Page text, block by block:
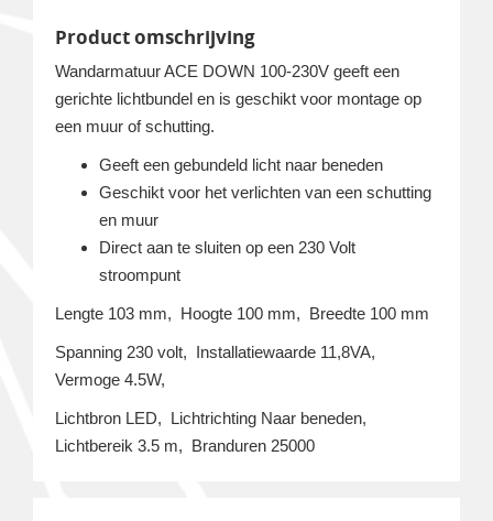
Product omschrijving
Wandarmatuur ACE DOWN 100-230V geeft een
gerichte lichtbundel en is geschikt voor montage op
een muur of schutting.
Geeft een gebundeld licht naar beneden
Geschikt voor het verlichten van een schutting
en muur
Direct aan te sluiten op een 230 Volt
stroompunt
Lengte 103 mm, Hoogte 100 mm, Breedte 100 mm
Spanning 230 volt, Installatiewaarde 11,8VA,
Vermoge 4.5W,
Lichtbron LED, Lichtrichting Naar beneden,
Lichtbereik 3.5 m, Branduren 25000